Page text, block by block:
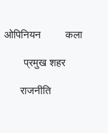
ओपिनियन कला
प्रमुख शहर
राजनीति